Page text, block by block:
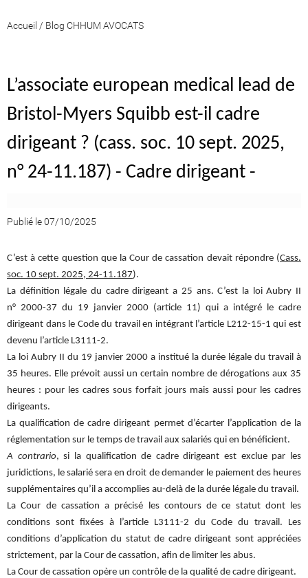
Accueil / Blog CHHUM AVOCATS
L’associate european medical lead de
Bristol-Myers Squibb est-il cadre
dirigeant ? (cass. soc. 10 sept. 2025,
n° 24-11.187) - Cadre dirigeant -
Publié le 07/10/2025
C’est à cette question que la Cour de cassation devait répondre (Cass.
soc. 10 sept. 2025, 24-11.187).
La définition légale du cadre dirigeant a 25 ans. C’est la loi Aubry II
n° 2000-37 du 19 janvier 2000 (article 11) qui a intégré le cadre
dirigeant dans le Code du travail en intégrant l’article L212-15-1 qui est
devenu l’article L3111-2.
La loi Aubry II du 19 janvier 2000 a institué la durée légale du travail à
35 heures. Elle prévoit aussi un certain nombre de dérogations aux 35
heures : pour les cadres sous forfait jours mais aussi pour les cadres
dirigeants.
La qualification de cadre dirigeant permet d’écarter l’application de la
réglementation sur le temps de travail aux salariés qui en bénéficient.
A contrario, si la qualification de cadre dirigeant est exclue par les
juridictions, le salarié sera en droit de demander le paiement des heures
supplémentaires qu’il a accomplies au-delà de la durée légale du travail.
La Cour de cassation a précisé les contours de ce statut dont les
conditions sont fixées à l’article L3111-2 du Code du travail. Les
conditions d’application du statut de cadre dirigeant sont appréciées
strictement, par la Cour de cassation, afin de limiter les abus.
La Cour de cassation opère un contrôle de la qualité de cadre dirigeant.